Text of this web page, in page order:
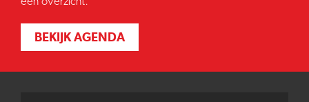
BEKIJK AGENDA